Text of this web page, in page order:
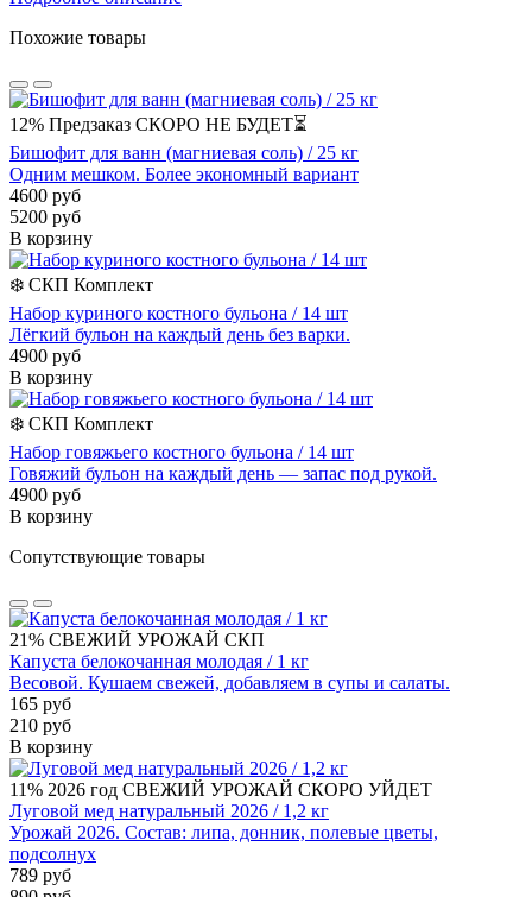
Похожие товары
12% Предзаказ СКОРО НЕ БУДЕТ⏳
Бишофит для ванн (магниевая соль) / 25 кг
Одним мешком. Более экономный вариант
4600 руб
5200 руб
В корзину
❄️ СКП Комплект
Набор куриного костного бульона / 14 шт
Лёгкий бульон на каждый день без варки.
4900 руб
В корзину
❄️ СКП Комплект
Набор говяжьего костного бульона / 14 шт
Говяжий бульон на каждый день — запас под рукой.
4900 руб
В корзину
Сопутствующие товары
21% СВЕЖИЙ УРОЖАЙ СКП
Капуста белокочанная молодая / 1 кг
Весовой. Кушаем свежей, добавляем в супы и салаты.
165 руб
210 руб
В корзину
11% 2026 год СВЕЖИЙ УРОЖАЙ СКОРО УЙДЕТ
Луговой мед натуральный 2026 / 1,2 кг
Урожай 2026. Состав: липа, донник, полевые цветы,
подсолнух
789 руб